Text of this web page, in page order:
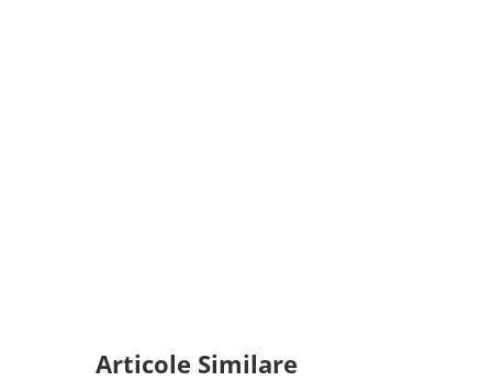
Articole Similare